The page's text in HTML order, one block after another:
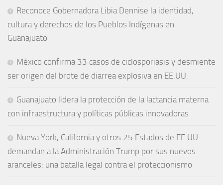
Reconoce Gobernadora Libia Dennise la identidad,
cultura y derechos de los Pueblos Indígenas en
Guanajuato
México confirma 33 casos de ciclosporiasis y desmiente
ser origen del brote de diarrea explosiva en EE.UU.
Guanajuato lidera la protección de la lactancia materna
con infraestructura y políticas públicas innovadoras
Nueva York, California y otros 25 Estados de EE.UU.
demandan a la Administración Trump por sus nuevos
aranceles: una batalla legal contra el proteccionismo